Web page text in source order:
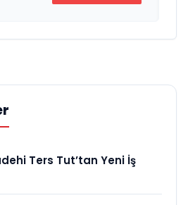
Ters Tut’tan Yeni İş